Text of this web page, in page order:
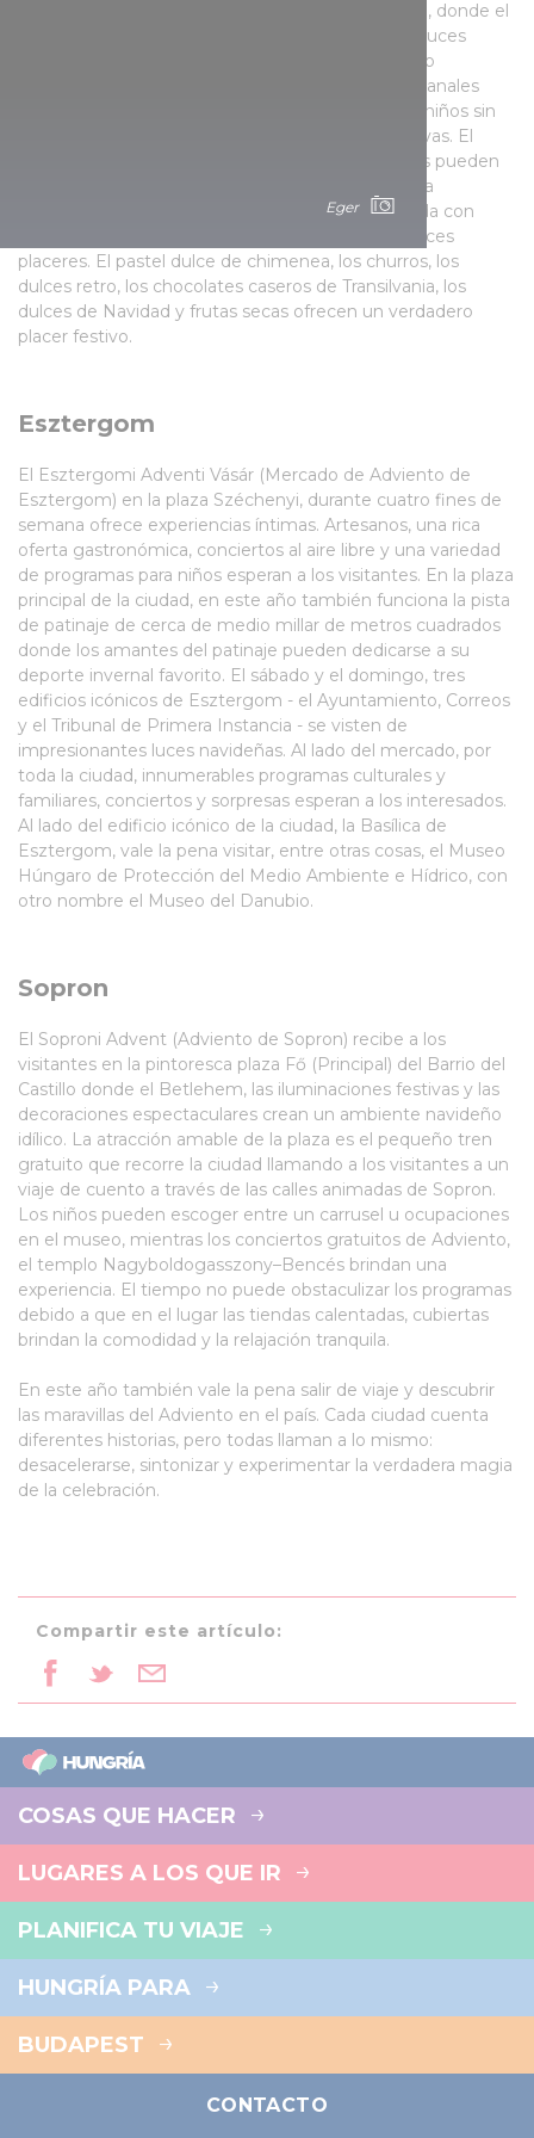
Eger
comidas recién horneadas invade la calle Kossuth, donde el
paseo está acompañado por el resplandor de las luces
festivas. En las tiendas de Illatos Advent (Adviento
Aromático) se puede escoger entre regalos artesanales
únicos, mientras conciertos y programas para los niños sin
preocupación se ocupan de las experiencias festivas. El
surtido gastronómico es abundante: los visitantes pueden
probar los clásicos favoritos - el langos de horno, la
hamburguesa, el hot dog, el chorizo frito o tostada con
tuétano -, y también pueden entregarse a los dulces
placeres. El pastel dulce de chimenea, los churros, los
dulces retro, los chocolates caseros de Transilvania, los
dulces de Navidad y frutas secas ofrecen un verdadero
placer festivo.
Esztergom
El Esztergomi Adventi Vásár (Mercado de Adviento de
Esztergom) en la plaza Széchenyi, durante cuatro fines de
semana ofrece experiencias íntimas. Artesanos, una rica
oferta gastronómica, conciertos al aire libre y una variedad
de programas para niños esperan a los visitantes. En la plaza
principal de la ciudad, en este año también funciona la pista
de patinaje de cerca de medio millar de metros cuadrados
donde los amantes del patinaje pueden dedicarse a su
deporte invernal favorito. El sábado y el domingo, tres
edificios icónicos de Esztergom - el Ayuntamiento, Correos
y el Tribunal de Primera Instancia - se visten de
impresionantes luces navideñas. Al lado del mercado, por
toda la ciudad, innumerables programas culturales y
familiares, conciertos y sorpresas esperan a los interesados.
Al lado del edificio icónico de la ciudad, la Basílica de
Esztergom, vale la pena visitar, entre otras cosas, el Museo
Húngaro de Protección del Medio Ambiente e Hídrico, con
otro nombre el Museo del Danubio.
Sopron
El Soproni Advent (Adviento de Sopron) recibe a los
visitantes en la pintoresca plaza Fő (Principal) del Barrio del
Castillo donde el Betlehem, las iluminaciones festivas y las
decoraciones espectaculares crean un ambiente navideño
idílico. La atracción amable de la plaza es el pequeño tren
gratuito que recorre la ciudad llamando a los visitantes a un
viaje de cuento a través de las calles animadas de Sopron.
Los niños pueden escoger entre un carrusel u ocupaciones
en el museo, mientras los conciertos gratuitos de Adviento,
el templo Nagyboldogasszony–Bencés brindan una
experiencia. El tiempo no puede obstaculizar los programas
debido a que en el lugar las tiendas calentadas, cubiertas
brindan la comodidad y la relajación tranquila.
En este año también vale la pena salir de viaje y descubrir
las maravillas del Adviento en el país. Cada ciudad cuenta
diferentes historias, pero todas llaman a lo mismo:
desacelerarse, sintonizar y experimentar la verdadera magia
de la celebración.
Compartir este artículo:
COSAS QUE HACER
LUGARES A LOS QUE IR
PLANIFICA TU VIAJE
HUNGRÍA PARA
BUDAPEST
CONTACTO